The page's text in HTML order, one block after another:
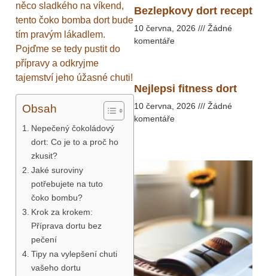
něco sladkého na víkend,
tento čoko bomba dort bude
tím pravým lákadlem.
Pojďme se tedy pustit do
přípravy a odkryjme
tajemství jeho úžasné chuti!
Obsah
Nepečený čokoládový
dort: Co je to a proč ho
zkusit?
Jaké suroviny
potřebujete na tuto
čoko bombu?
Krok za krokem:
Příprava dortu bez
pečení
Tipy na vylepšení chuti
vašeho dortu
Bezlepkovy dort recept
10 června, 2026
Žádné
komentáře
Nejlepsi fitness dort
10 června, 2026
Žádné
komentáře